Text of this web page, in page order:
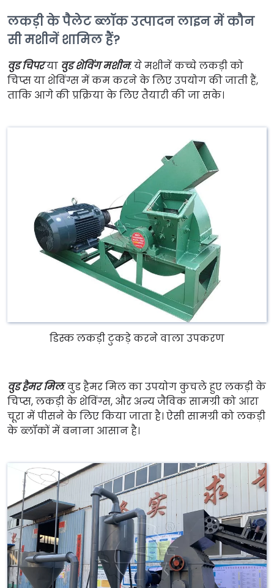
लकड़ी के पैलेट ब्लॉक उत्पादन लाइन में कौन
सी मशीनें शामिल हैं?
वुड चिपरया वुड शेविंग मशीन: ये मशीनें कच्चे लकड़ी को
चिप्स या शेविंग्स में कम करने के लिए उपयोग की जाती हैं,
ताकि आगे की प्रक्रिया के लिए तैयारी की जा सके।
डिस्क लकड़ी टुकड़े करने वाला उपकरण
वुड हैमर मिल: वुड हैमर मिल का उपयोग कुचले हुए लकड़ी के
चिप्स, लकड़ी के शेविंग्स, और अन्य जैविक सामग्री को आरा
चूरा में पीसने के लिए किया जाता है। ऐसी सामग्री को लकड़ी
के ब्लॉकों में बनाना आसान है।